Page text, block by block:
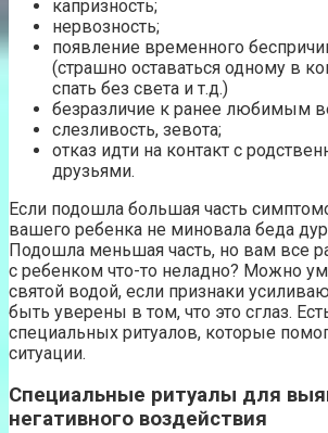
капризность;
нервозность;
появление временного
(страшно оставаться одному в
спать без света и т.д.)
безразличие к ранее любимым
слезливость, зевота;
отказ идти на контакт с
друзьями.
Если подошла большая часть
вашего ребенка не миновала беда
Подошла меньшая часть, но вам все
с ребенком что-то неладно? Можно
святой водой, если признаки
быть уверены в том, что это сглаз.
специальных ритуалов, которые
ситуации.
Специальные ритуалы для
негативного воздействия